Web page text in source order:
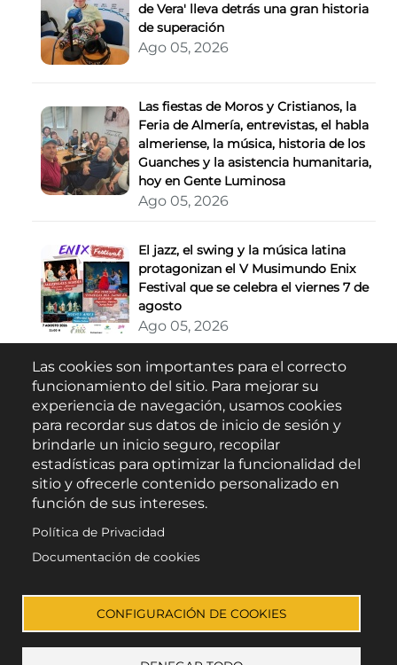
de Vera' lleva detrás una gran historia
de superación
Ago 05, 2026
Las fiestas de Moros y Cristianos, la
Feria de Almería, entrevistas, el habla
almeriense, la música, historia de los
Guanches y la asistencia humanitaria,
hoy en Gente Luminosa
Ago 05, 2026
El jazz, el swing y la música latina
protagonizan el V Musimundo Enix
Festival que se celebra el viernes 7 de
agosto
Ago 05, 2026
Buscar
Las cookies son importantes para el correcto
funcionamiento del sitio. Para mejorar su
experiencia de navegación, usamos cookies
para recordar sus datos de inicio de sesión y
brindarle un inicio seguro, recopilar
estadísticas para optimizar la funcionalidad del
sitio y ofrecerle contenido personalizado en
función de sus intereses.
Política de Privacidad
Documentación de cookies
CONFIGURACIÓN DE COOKIES